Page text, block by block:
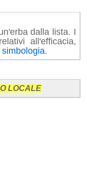
dalla lista. I
all'efficacia,
simbologia.
LOCALE